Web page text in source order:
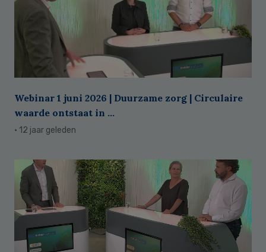
Webinar 1 juni 2026 | Duurzame zorg | Circulaire
waarde ontstaat in ...
· 12 jaar geleden